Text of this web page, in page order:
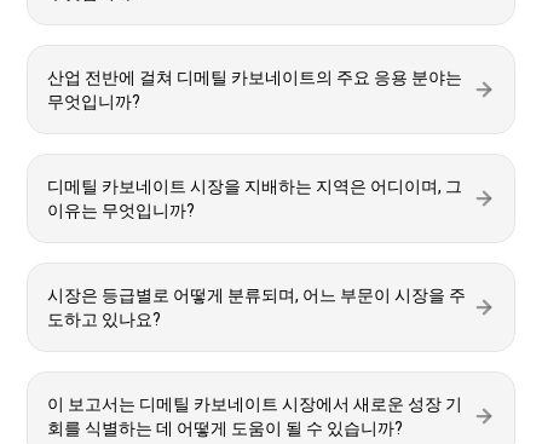
산업 전반에 걸쳐 디메틸 카보네이트의 주요 응용 분야는
무엇입니까?
디메틸 카보네이트 시장을 지배하는 지역은 어디이며, 그
이유는 무엇입니까?
시장은 등급별로 어떻게 분류되며, 어느 부문이 시장을 주
도하고 있나요?
이 보고서는 디메틸 카보네이트 시장에서 새로운 성장 기
회를 식별하는 데 어떻게 도움이 될 수 있습니까?